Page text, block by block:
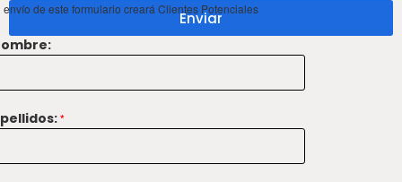
Enviar
envío de este formulario creará Clientes Potenciales
*